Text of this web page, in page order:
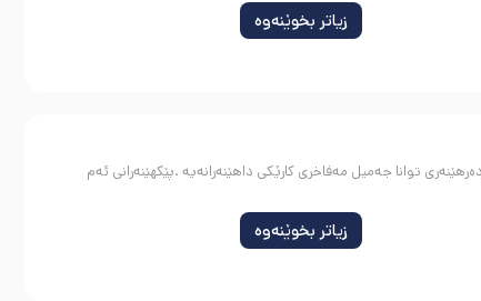
زیاتر بخوێنەوە
توانا جەمیل مەفاخری کارێکی داهێنەرانەیە .پێکهێنەرانی ئەم
زیاتر بخوێنەوە